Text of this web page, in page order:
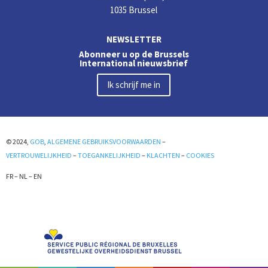
1035 Brussel
NEWSLETTER
Abonneer u op de Brussels
International nieuwsbrief
Ik schrijf me in
© 2024, GOB, ALGEMENE GEBRUIKSVOORWAARDEN –
VERTROUWELIJKHEID –TOEGANKELIJKHEID – KLACHTEN – COOKIES
FR– NL– EN